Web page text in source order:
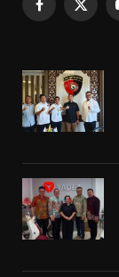
Facebook
X